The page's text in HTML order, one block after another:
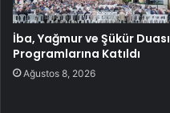
İba, Yağmur ve Şükür Duası
Programlarına Katıldı
Ağustos 8, 2026